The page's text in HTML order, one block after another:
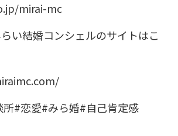
mirai-mc
い結婚コンシェルのサイトはこ
#恋愛#みら婚#自己肯定感